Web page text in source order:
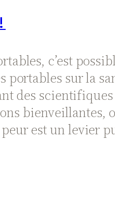
c’est
portables sur la
des
bienveillantes,
est un levier